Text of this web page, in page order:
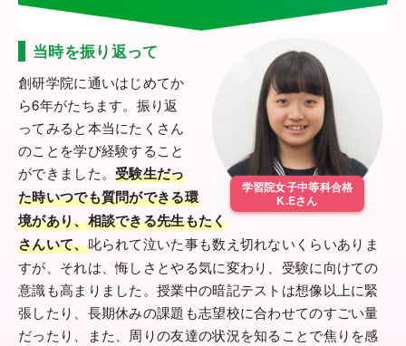
学習院女子中等科合格
K.Eさん
当時を振り返って
創研学院に通いはじめてか
ら6年がたちます。振り返
ってみると本当にたくさん
のことを学び経験すること
ができました。受験生だっ
た時いつでも質問ができる環
境があり、相談できる先生もたく
さんいて、叱られて泣いた事も数え切れないくらいありま
すが、それは、悔しさとやる気に変わり、受験に向けての
意識も高まりました。授業中の暗記テストは想像以上に緊
張したり、長期休みの課題も志望校に合わせてのすごい量
だったり、また、周りの友達の状況を知ることで焦りを感